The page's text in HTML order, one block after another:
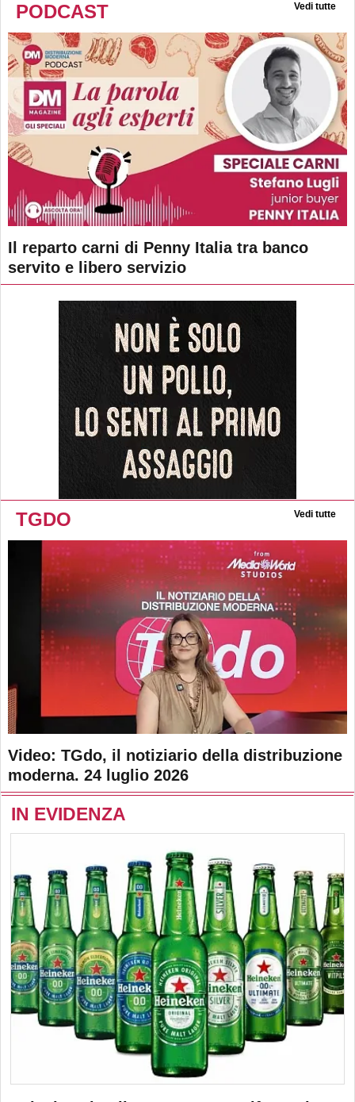
PODCAST Vedi tutte
Il reparto carni di Penny Italia tra banco
servito e libero servizio
TGDO Vedi tutte
Video: TGdo, il notiziario della distribuzione
moderna. 24 luglio 2026
IN EVIDENZA